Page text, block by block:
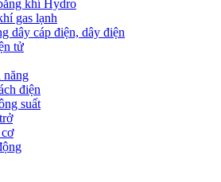
khí Hydro
gas lạnh
dây cáp điện, dây điện
tử
năng
điện
suất